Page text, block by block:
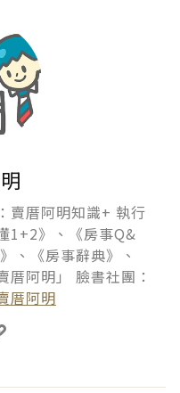
賣厝阿明知識+ 執行
1+2》、《房事Q&
、《房事辭典》、
厝阿明」 臉書社團：
厝阿明